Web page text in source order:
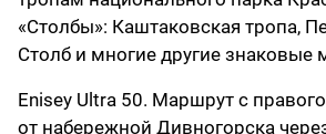
«Столбы»: Каштаковская тропа,
Столб и многие другие знаковые
Enisey Ultra 50. Маршрут с
от набережной Дивногорска